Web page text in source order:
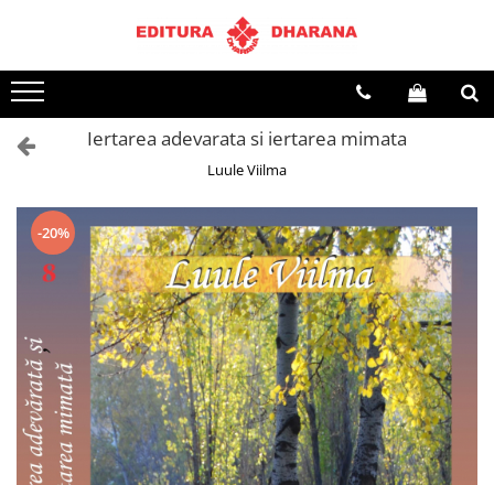
Toate Produsele
CARTI EDITURA DHARANA
OFERTE LA PACHET
Terapii
Dietoterapie
Dezvoltare personala
Spiritualitate
AUDIOBOOK
Business, Economie
Carti pentru copii
Diverse
Filosofie
Iertarea adevarata si iertarea mimata
Luule Viilma
-20%